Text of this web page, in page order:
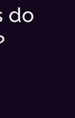
do